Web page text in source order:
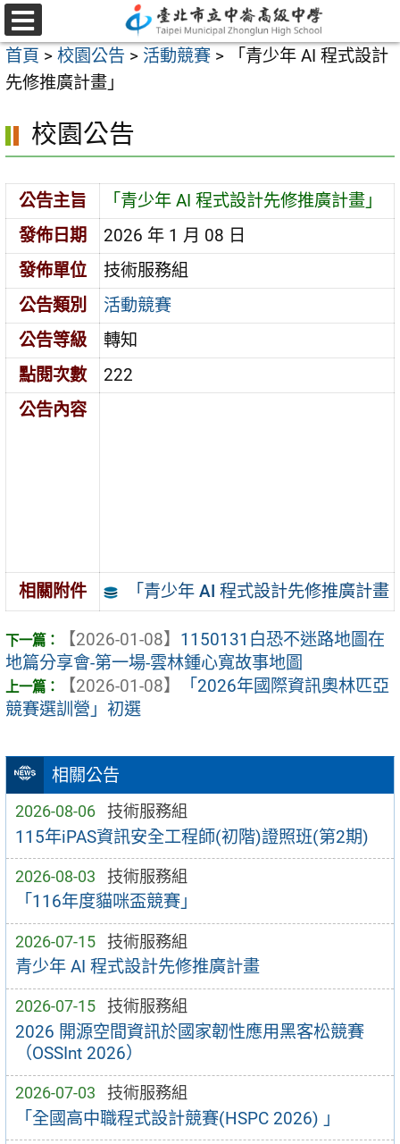
跳
至
主
要
容
選
單
首頁 > 校園公告 > 活動競賽 >
「青少年 AI 程式設計
先修推廣計畫」
相關公告
2026-08-06 技術服務組
115年iPAS資訊安全工程師(初階)證照班(第2期)
2026-08-03 技術服務組
「116年度貓咪盃競賽」
2026-07-15 技術服務組
青少年 AI 程式設計先修推廣計畫
2026-07-15 技術服務組
2026 開源空間資訊於國家韌性應用黑客松競賽
（OSSInt 2026）
2026-07-03 技術服務組
「全國高中職程式設計競賽(HSPC 2026) 」
校園公告
公告主旨
「青少年 AI 程式設計先修推廣計畫」
發佈日期
2026 年 1 月 08 日
發佈單位
技術服務組
公告類別
活動競賽
公告等級
轉知
點閱次數
222
公告內容
相關附件 「青少年 AI 程式設計先修推廣計畫
【2026-01-08】 1150131白恐不迷路地圖在
地篇分享會-第一場-雲林鍾心寬故事地圖
【2026-01-08】
「2026年國際資訊奧林匹亞
競賽選訓營」初選